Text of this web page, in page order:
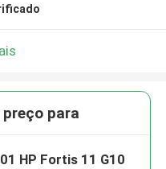
para
HP Fortis 11 G10